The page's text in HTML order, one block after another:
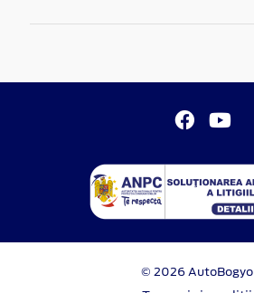
© 2026 AutoBogyo